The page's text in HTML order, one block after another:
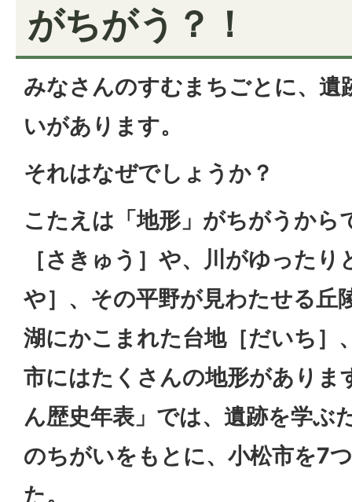
がちがう？！
みなさんのすむまちごとに、遺
いがあります。
それはなぜでしょうか？
こたえは「地形」がちがうから
［さきゅう］や、川がゆった
や］、その平野が見わたせる丘
湖にかこまれた台地［だいち］
市にはたくさんの地形がありま
ん歴史年表」では、遺跡を学ぶ
のちがいをもとに、小松市を7
た。